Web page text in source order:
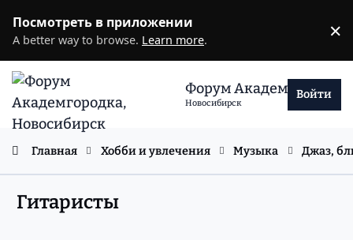
Посмотреть в приложении
A better way to browse. Learn more. ×
Форум Академгородка
Новосибирск
Войти
Главная Хобби и увлечения Музыка Джаз,
Гитаристы